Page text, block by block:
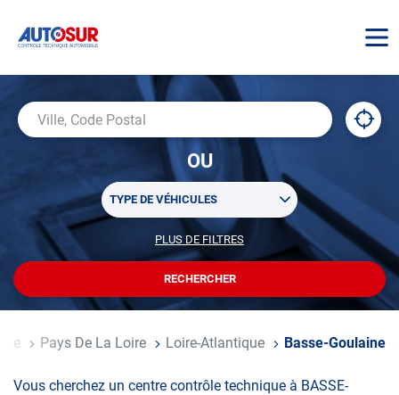
Code
Postal
À
,
OU
Sélectionner
un
plusieurs
recherche
TYPE DE VÉHICULES
PLUS DE FILTRES
POUR
PERSONNALISER
VOTRE
RECHERCHE
RECHERCHER
UN
CENTRE
AUTOSUR
Pays De La Loire Loire-Atlantique Basse-Goulaine
Vous cherchez un centre contrôle technique à BASSE-